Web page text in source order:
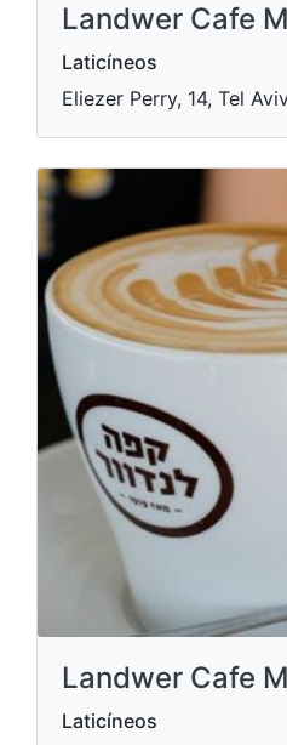
Landwer Cafe
Laticíneos
Eliezer Perry, 14, Tel
Landwer Cafe
Laticíneos